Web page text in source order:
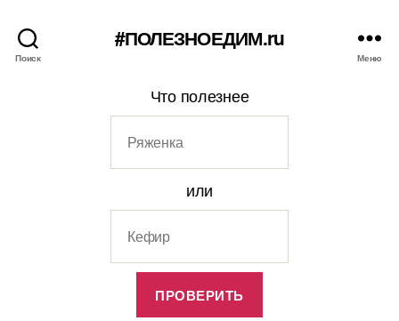
Поиск
#ПОЛЕЗНОЕДИМ.ru
Меню
Что полезнее
или